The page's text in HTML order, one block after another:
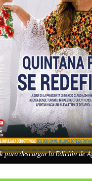
y Make-A-Wish México
realidad el deseo de una …
para descargar la Edición de